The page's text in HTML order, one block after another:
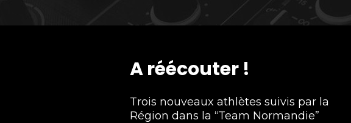
A réécouter !
Trois nouveaux athlètes suivis par la
Région dans la “Team Normandie”